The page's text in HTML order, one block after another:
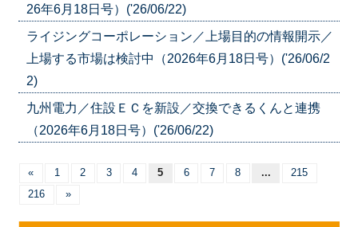
26年6月18日号）('26/06/22)
ライジングコーポレーション／上場目的の情報開示／
上場する市場は検討中（2026年6月18日号）('26/06/2
2)
九州電力／住設ＥＣを新設／交換できるくんと連携
（2026年6月18日号）('26/06/22)
« 1 2 3 4 5 6 7 8 ...
215
216
»